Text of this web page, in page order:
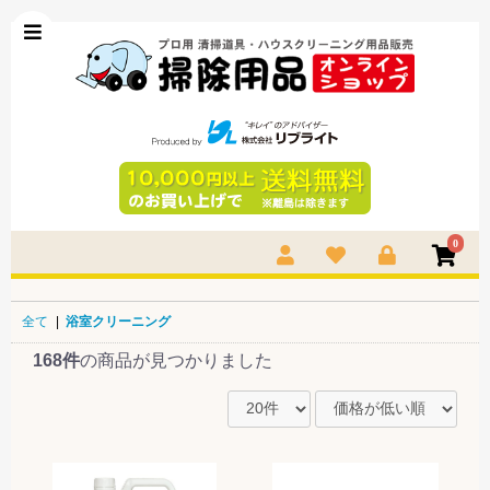
0
全て | 浴室クリーニング
168件の商品が見つかりました